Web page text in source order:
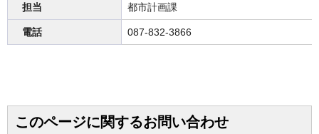
担当 都市計画課
電話 087-832-3866
このページに関するお問い合わせ